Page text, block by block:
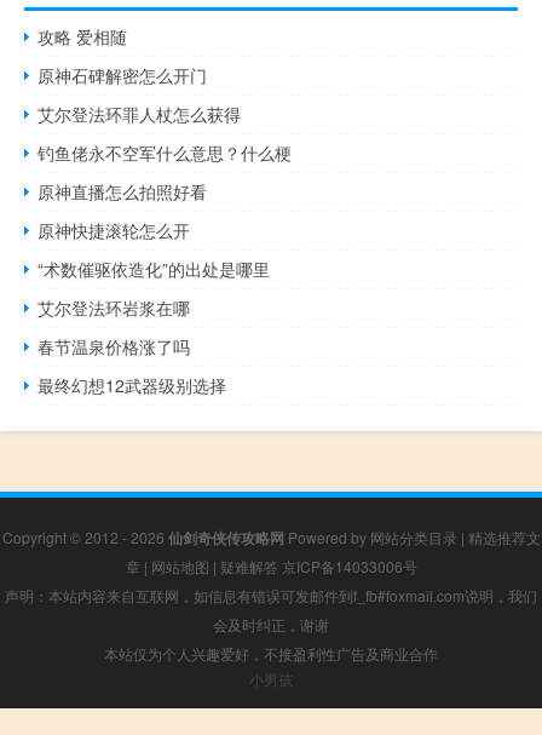
攻略 爱相随
原神石碑解密怎么开门
艾尔登法环罪人杖怎么获得
钓鱼佬永不空军什么意思？什么梗
原神直播怎么拍照好看
原神快捷滚轮怎么开
“术数催驱依造化”的出处是哪里
艾尔登法环岩浆在哪
春节温泉价格涨了吗
最终幻想12武器级别选择
Copyright © 2012 - 2026 仙剑奇侠传攻略网 Powered by 网站分类目录 | 精选推荐文
章 | 网站地图 | 疑难解答 京ICP备14033006号
声明：本站内容来自互联网，如信息有错误可发邮件到f_fb#foxmail.com说明，我们
会及时纠正，谢谢
本站仅为个人兴趣爱好，不接盈利性广告及商业合作
小男孩